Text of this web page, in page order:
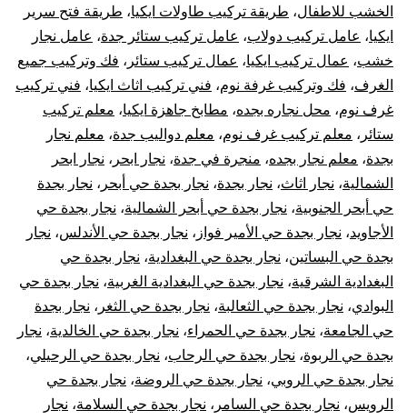
صيانة
وإصلاح
الأبواب
الخشب للاطفال، طريقة تركيب طاولات ايكيا، طريقة فتح سرير
ايكيا، عامل تركيب دولاب، عامل تركيب ستائر جدة، عامل نجار
خشب، عمال تركيب ايكيا، عمال تركيب ستائر ، فك وتركيب جميع
الغرف، فك وتركيب غرفة نوم، فني تركيب اثاث ايكيا، فني تركيب
غرف نوم، محل نجاره بجده، مطابخ جاهزة ايكيا، معلم تركيب
ستائر ، معلم تركيب غرف نوم، معلم دواليب جدة، معلم نجار
بجدة، معلم نجار بجده، منجرة في جدة، نجار ابحر ، نجار ابحر
الشمالية، نجار اثاث، نجار بجدة، نجار بجدة حي أبحر ، نجار بجدة
حي أبحر الجنوبية، نجار بجدة حي أبحر الشمالية، نجار بجدة حي
الأجاويد، نجار بجدة حي الأمير فواز ، نجار بجدة حي الأندلس، نجار
بجدة حي البساتين، نجار بجدة حي البغدادية، نجار بجدة حي
البغدادية الشرقية، نجار بجدة حي البغدادية الغربية، نجار بجدة حي
البوادي، نجار بجدة حي الثعالبة، نجار بجدة حي الثغر ، نجار بجدة
حي الجامعة، نجار بجدة حي الحمراء، نجار بجدة حي الخالدية، نجار
بجدة حي الربوة، نجار بجدة حي الرحاب، نجار بجدة حي الرحيلي،
نجار بجدة حي الروبي، نجار بجدة حي الروضة، نجار بجدة حي
الرويس، نجار بجدة حي السامر ، نجار بجدة حي السلامة، نجار